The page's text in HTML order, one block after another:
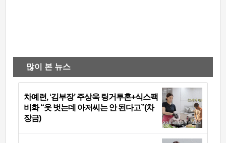
많이 본 뉴스
차예련, ‘김부장’ 주상욱 링거투혼+식스팩
비화 “옷 벗는데 아저씨는 안 된다고”(차
장금)